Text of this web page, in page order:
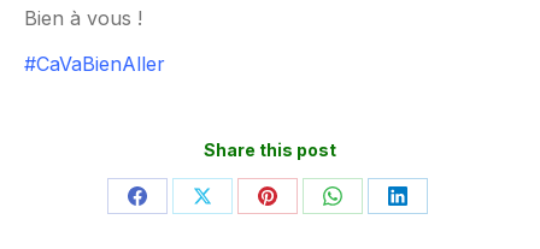
Bien à vous !
#CaVaBienAller
Share this post
PartagerPartagerPartagerPartagerPartager